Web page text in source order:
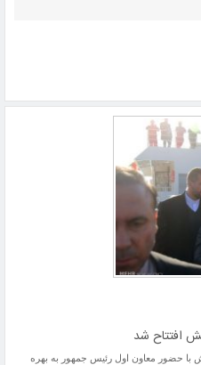
افتتاح شد
حضور معاون اول رئیس جمهور به بهره